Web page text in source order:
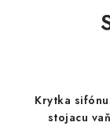
Krytka
stojacu